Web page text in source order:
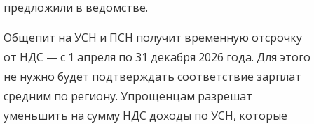
предложили в ведомстве.
Общепит на УСН и ПСН получит временную отсрочку
от НДС — с 1 апреля по 31 декабря 2026 года. Для этого
не нужно будет подтверждать соответствие зарплат
средним по региону. Упрощенцам разрешат
уменьшить на сумму НДС доходы по УСН, которые